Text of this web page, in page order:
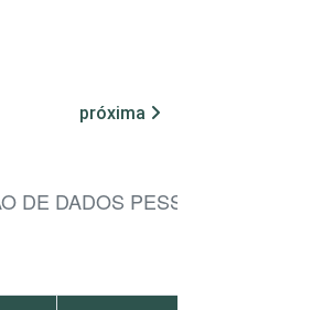
próxima
DE DADOS PESSOAIS